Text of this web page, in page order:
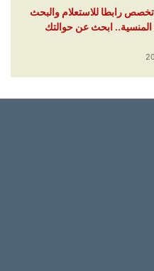
رابطا للاستعلام والبحث
المنسية.. ابحث عن حوالتك